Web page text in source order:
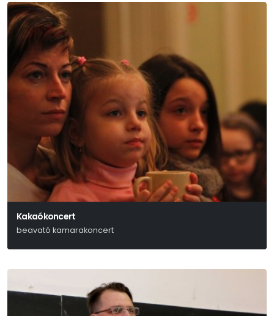
Kakaókoncert
beavató kamarakoncert